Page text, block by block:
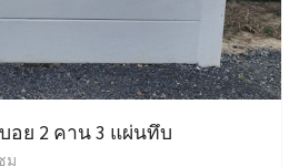
บอย 2 คาน 3 แผ่นทึบ
ม